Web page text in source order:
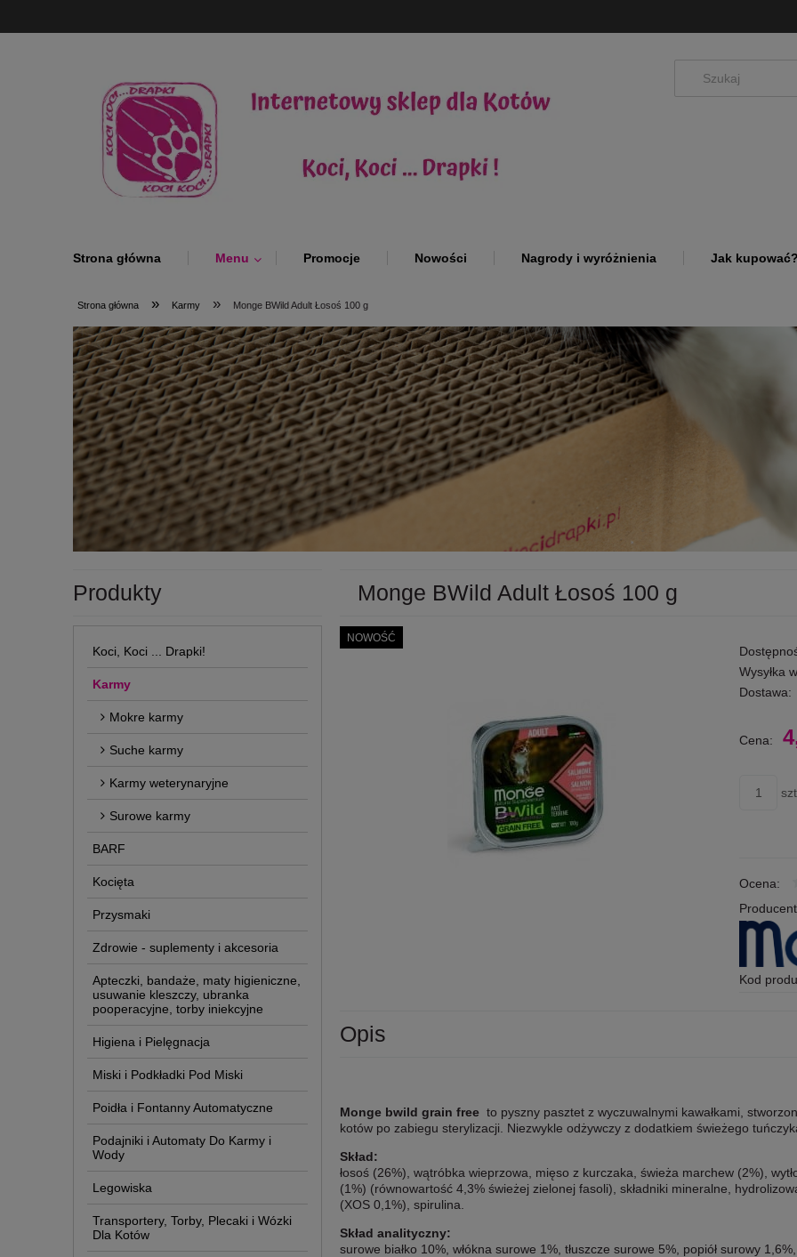
Strona główna Menu Promocje Nowości Nagrody i wyróżnienia Jak kupować?
Strona główna » Karmy » Monge BWild Adult Łosoś 100 g
Produkty
Koci, Koci ... Drapki!
Karmy
Mokre karmy
Suche karmy
Karmy weterynaryjne
Surowe karmy
BARF
Kocięta
Przysmaki
Zdrowie - suplementy i akcesoria
Apteczki, bandaże, maty higieniczne,
usuwanie kleszczy, ubranka
pooperacyjne, torby iniekcyjne
Higiena i Pielęgnacja
Miski i Podkładki Pod Miski
Poidła i Fontanny Automatyczne
Podajniki i Automaty Do Karmy i
Wody
Legowiska
Transportery, Torby, Plecaki i Wózki
Dla Kotów
Monge BWild Adult Łosoś 100 g
NOWOŚĆ
Wysyłka
Dostawa:
Cena:
Ocena:
Kod
Opis
Monge bwild grain free to pyszny pasztet z wyczuwalnymi kawałkami,
kotów po zabiegu sterylizacji. Niezwykle odżywczy z dodatkiem świeżego
Skład:
łosoś (26%), wątróbka wieprzowa, mięso z kurczaka, świeża marchew (2%),
(1%) (równowartość 4,3% świeżej zielonej fasoli), składniki mineralne,
(XOS 0,1%), spirulina.
Skład analityczny:
surowe białko 10%, włókna surowe 1%, tłuszcze surowe 5%, popiół surowy